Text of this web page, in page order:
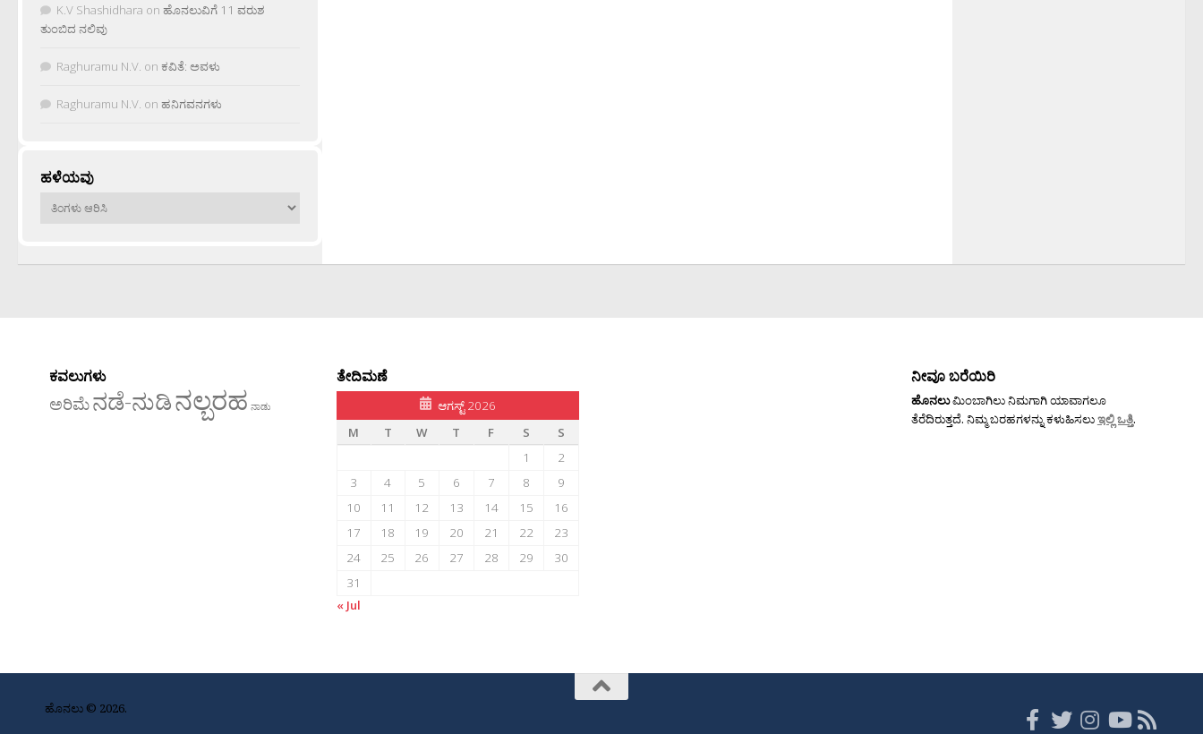
K.V Shashidhara on ಹೊನಲುವಿಗೆ 11 ವರುಶ
ತುಂಬಿದ ನಲಿವು
Raghuramu N.V. on ಕವಿತೆ: ಅವಳು
Raghuramu N.V. on ಹನಿಗವನಗಳು
ಹಳೆಯವು
ಹಳೆಯವು
ಕವಲುಗಳು
ಅರಿಮೆನಡೆ-ನುಡಿನಲ್ಬರಹ ನಾಡು
ತೇದಿಮಣೆ
ಆಗಸ್ಟ್ 2026
M
T W T F S
S
1
2
3
4 5 6 7 8
9
10
11 12 13 14 15
16
17
18 19 20 21 22
23
24
25 26 27 28 29
30
31
« Jul
ನೀವೂ ಬರೆಯಿರಿ
ಹೊನಲುಮಿಂಬಾಗಿಲು ನಿಮಗಾಗಿ ಯಾವಾಗಲೂ
ತೆರೆದಿರುತ್ತದೆ. ನಿಮ್ಮ ಬರಹಗಳನ್ನು ಕಳುಹಿಸಲುಇಲ್ಲಿ ಒತ್ತಿ.
ಹೊನಲು © 2026.